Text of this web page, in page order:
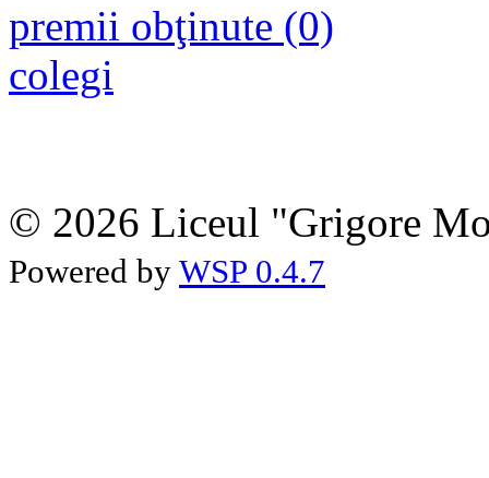
premii obţinute (0)
colegi
© 2026 Liceul "Grigore
Powered by WSP 0.4.7